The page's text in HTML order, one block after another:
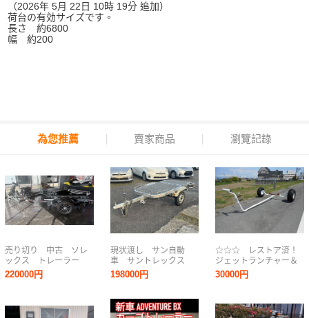
（2026年 5月 22日 10時 19分 追加）
荷台の有効サイズです。
長さ 約6800
幅 約200
為您推薦 賣家商品 瀏覽記錄
売り切り 中古 ソレ
ックス トレーラー
初年令和2年8月 一応
抹消渡し 書類あり
SOREX
220000円
現状渡し サン自動
車 サントレックス
バイクトレーラー
250kg ソレックス マ
り 0523100
198000円
☆☆☆ レストア済！
ジェットランチャー＆
アルミボートドーリ
ー ☆☆☆
30000円